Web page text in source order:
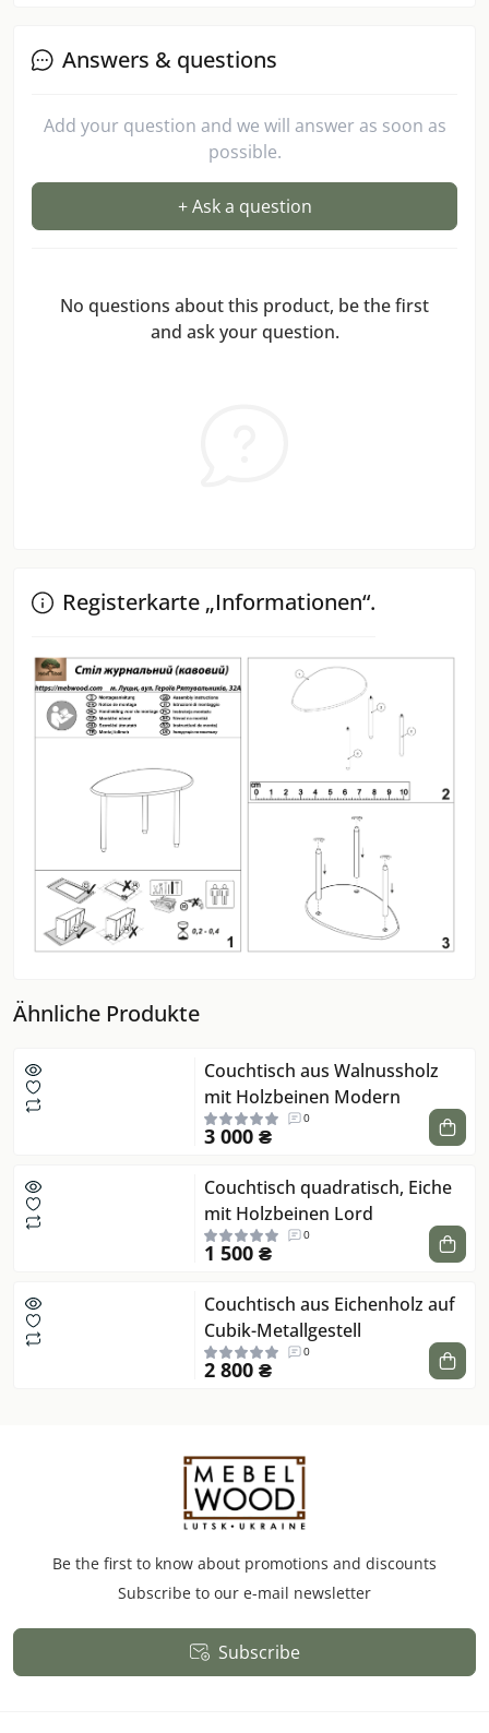
Answers & questions
Add your question and we will answer as soon as
possible.
+ Ask a question
No questions about this product, be the first
and ask your question.
Registerkarte „Informationen“.
Ähnliche Produkte
Couchtisch aus Walnussholz
mit Holzbeinen Modern
0
3 000 ₴
Couchtisch quadratisch, Eiche
mit Holzbeinen Lord
0
1 500 ₴
Couchtisch aus Eichenholz auf
Cubik-Metallgestell
0
2 800 ₴
Be the first to know about promotions and discounts
Subscribe to our e-mail newsletter
Subscribe
Öffentliches Angebot